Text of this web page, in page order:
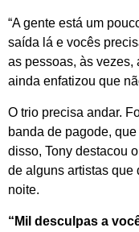
“A gente está um
saída lá e vocês
as pessoas, às vezes,
ainda enfatizou que
O trio precisa andar.
banda de pagode,
disso, Tony destacou
de alguns artistas que
noite.
“Mil desculpas a